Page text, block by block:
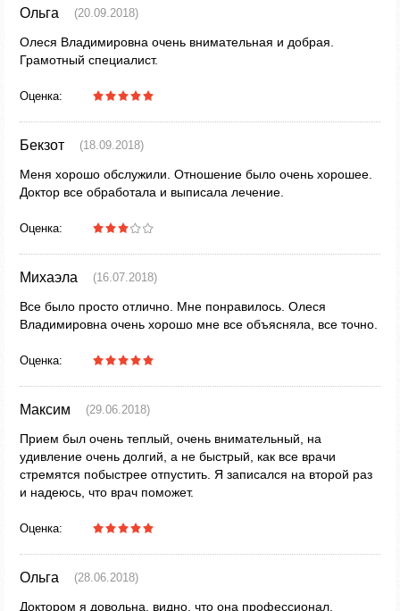
Ольга (20.09.2018)
Олеся Владимировна очень внимательная и добрая.
Грамотный специалист.
Оценка:
Бекзот (18.09.2018)
Меня хорошо обслужили. Отношение было очень хорошее.
Доктор все обработала и выписала лечение.
Оценка:
Михаэла (16.07.2018)
Все было просто отлично. Мне понравилось. Олеся
Владимировна очень хорошо мне все объясняла, все точно.
Оценка:
Максим (29.06.2018)
Прием был очень теплый, очень внимательный, на
удивление очень долгий, а не быстрый, как все врачи
стремятся побыстрее отпустить. Я записался на второй раз
и надеюсь, что врач поможет.
Оценка:
Ольга (28.06.2018)
Доктором я довольна, видно, что она профессионал,